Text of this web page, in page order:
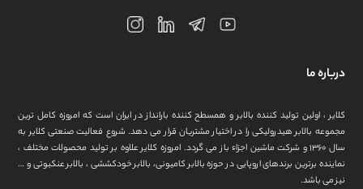
درباره ما
کلایر ، اولین تولید کننده بالابر و همسطح کننده بارانداز در ایران است که امروزه کامل ترین
مجموعه بالابر هیدرولیکی را در اختیار مشتریان قرار می دهد. شروع فعالیت صنعتی کلایر به
سال ۱۳۶۰ و شرکت ماشین اجزاء باز می گردد. امروزه کلایر علاوه بر تولید محصولات مختلف ،
نماینده برترین برندهای اروپایی در حوزه بالابر کامیونی، بالابر خودکششی ، بالابر عنکبوتی و …
نیز می باشد.